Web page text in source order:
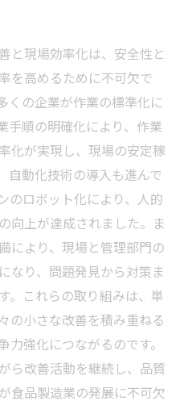
と現場効率化は、安全性と
を高めるために不可欠で
くの企業が作業の標準化に
手順の明確化により、作業
化が実現し、現場の安定稼
自動化技術の導入も進んで
のロボット化により、人的
向上が達成されました。ま
により、現場と管理部門の
なり、問題発見から対策ま
。これらの取り組みは、単
の小さな改善を積み重ねる
力強化につながるのです。
ら改善活動を継続し、品質
食品製造業の発展に不可欠